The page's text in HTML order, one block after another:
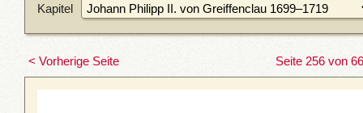
Kapitel
< Vorherige Seite Seite 256 von